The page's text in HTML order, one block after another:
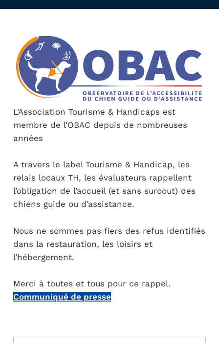
L’Association Tourisme & Handicaps est
membre de l’OBAC depuis de nombreuses
années
A travers le label Tourisme & Handicap, les
relais locaux TH, les évaluateurs rappellent
l’obligation de l’accueil (et sans surcout) des
chiens guide ou d’assistance.
Nous ne sommes pas fiers des refus identifiés
dans la restauration, les loisirs et
l’hébergement.
Merci à toutes et tous pour ce rappel.
Communiqué de presse
Skip back to main navigation
Navigation de l’article